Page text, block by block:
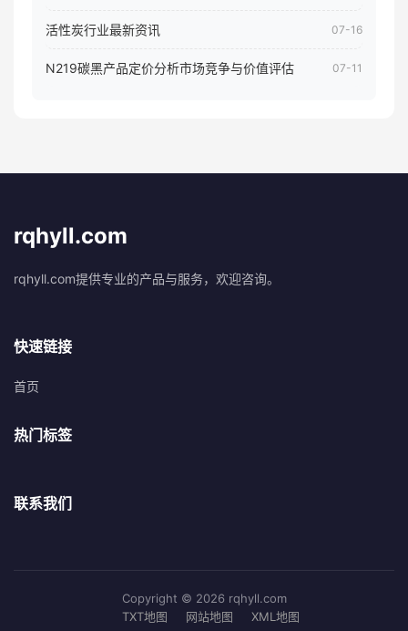
活性炭行业最新资讯 07-16
N219碳黑产品定价分析市场竞争与价值评估 07-11
rqhyll.com
rqhyll.com提供专业的产品与服务，欢迎咨询。
快速链接
首页
热门标签
联系我们
Copyright © 2026 rqhyll.com
TXT地图
网站地图 XML地图